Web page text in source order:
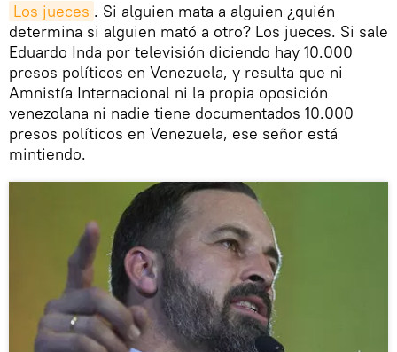
Los jueces . Si alguien mata a alguien ¿quién
determina si alguien mató a otro? Los jueces. Si sale
Eduardo Inda por televisión diciendo hay 10.000
presos políticos en Venezuela, y resulta que ni
Amnistía Internacional ni la propia oposición
venezolana ni nadie tiene documentados 10.000
presos políticos en Venezuela, ese señor está
mintiendo.